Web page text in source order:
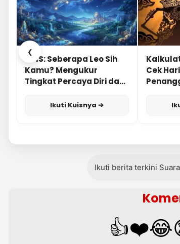
❮
KUIS: Seberapa Leo Sih
Kamu? Mengukur
Tingkat Percaya Diri dan
Ikuti Kuisnya ➔
Cek
Ikuti berita terkini
👍❤️😂